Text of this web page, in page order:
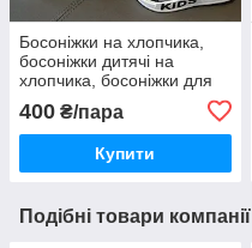
Босоніжки на хлопчика,
босоніжки дитячі на
хлопчика, босоніжки для
400 ₴/пара
Купити
Подібні товари компанії